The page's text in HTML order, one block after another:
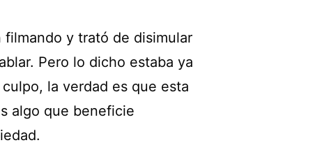
y trató de disimular
Pero lo dicho estaba ya
la verdad es que esta
algo que beneficie